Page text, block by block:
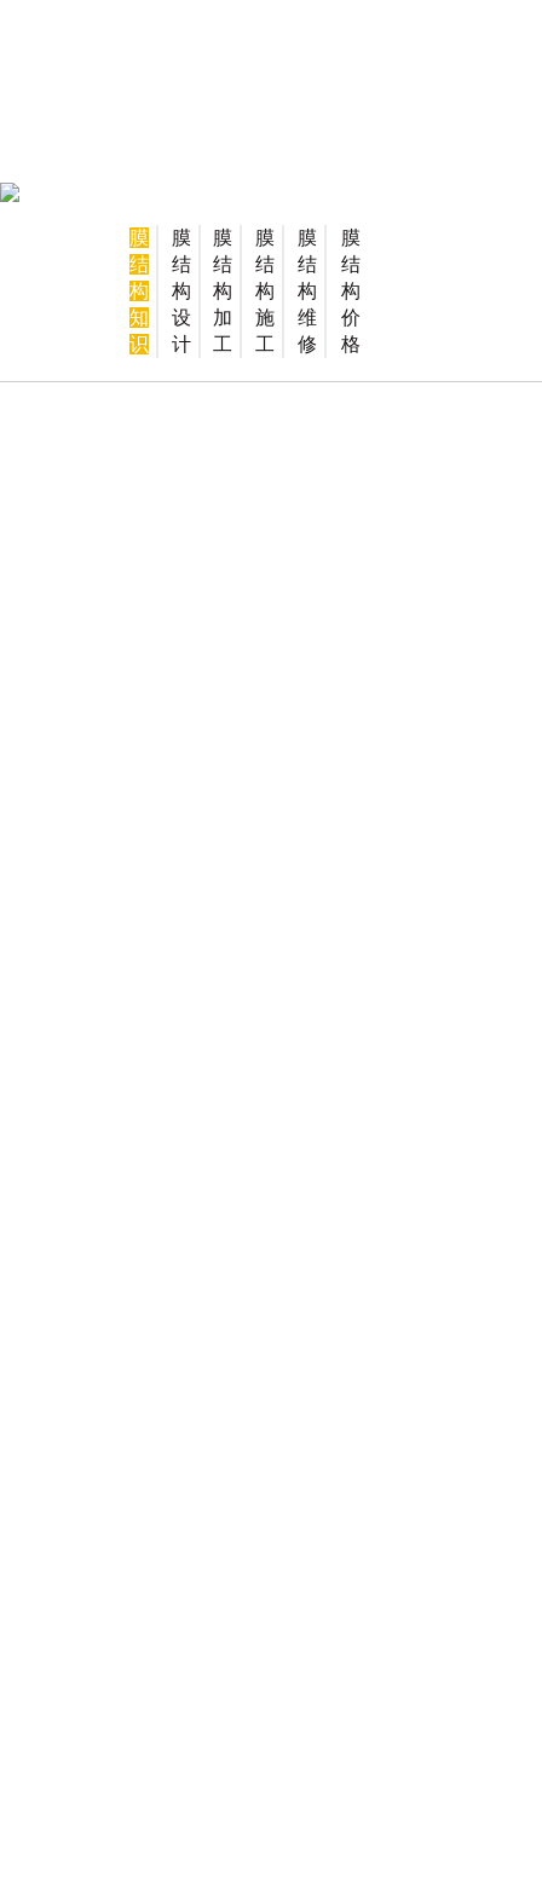
膜
结
构
知
识
膜
结
构
设
计
膜
结
构
加
工
膜
结
构
施
工
膜
结
构
维
修
膜
结
构
价
格